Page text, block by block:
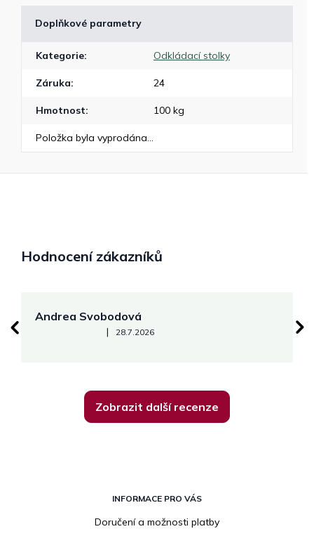
Doplňkové parametry
Kategorie: Odkládací stolky
Záruka: 24
Hmotnost: 100 kg
Položka byla vyprodána…
Hodnocení zákazníků
Andrea Svobodová
Hodnocení obchodu je 5 z 5 hvězdiček.
| 28.7.2026
Zobrazit další recenze
INFORMACE PRO VÁS
Doručení a možnosti platby